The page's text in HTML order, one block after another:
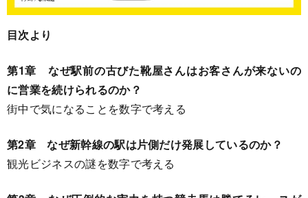
目次より
第1章 なぜ駅前の古びた靴屋さんはお客さんが来ないの
に営業を続けられるのか？
街中で気になることを数字で考える
第2章 なぜ新幹線の駅は片側だけ発展しているのか？
観光ビジネスの謎を数字で考える